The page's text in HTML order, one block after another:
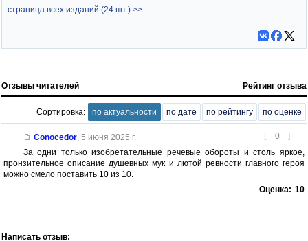
страница всех изданий (24 шт.) >>
Отзывы читателей Рейтинг отзыва
Сортировка: по актуальности по дате по рейтингу по оценке
[ 0 ]
Conocedor, 5 июня 2025 г.
За одни только изобретательные речевые обороты и столь яркое,
пронзительное описание душевных мук и лютой ревности главного героя
можно смело поставить 10 из 10.
Оценка: 10
Написать отзыв: